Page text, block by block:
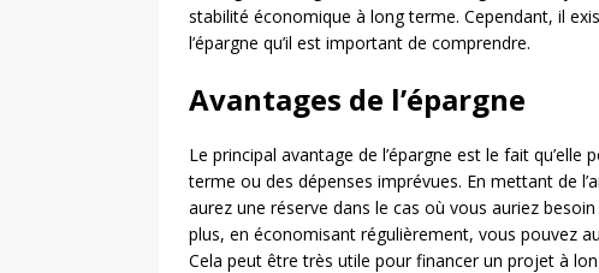
stabilité économique à long terme. Cependant, il
l’épargne qu’il est important de comprendre.
Avantages de l’épargne
Le principal avantage de l’épargne est le fait
terme ou des dépenses imprévues. En mettant de
aurez une réserve dans le cas où vous auriez
plus, en économisant régulièrement, vous pouvez
Cela peut être très utile pour financer un projet à